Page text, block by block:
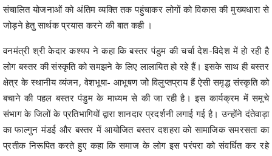
संचालित योजनाओं को अंतिम व्यक्ति तक पहुंचाकर लोगों को विकास की मुख्यधारा से
जोड़ने हेतु सार्थक प्रयास करने की बात कही ।
वनमंत्री श्री केदार कश्यप ने कहा कि बस्तर पंडुम की चर्चा देश-विदेश में हो रही है
लोग बस्तर की संस्कृति को समझने के लिए लालायित हो रहे हैं। इसके साथ ही बस्तर
क्षेत्र के स्थानीय व्यंजन, वेशभूषा- आभूषण जोे विलुप्तप्राय हैं ऐसी समृद्ध संस्कृति को
बचाने की पहल बस्तर पंडुम के माध्यम से की जा रही है। इस कार्यक्रम में समूचे
संभाग के जिलों के प्रतिभागियों द्वारा शानदार प्रदर्शनी लगाई गई है। उन्होंने दंतेवाड़ा
का फाल्गुन मंडई और बस्तर में आयोजित बस्तर दशहरा को सामाजिक समरसता का
प्रतीक निरूपित करते हुए कहा कि समाज के लोग इस परंपरा को संवर्धित कर रहे